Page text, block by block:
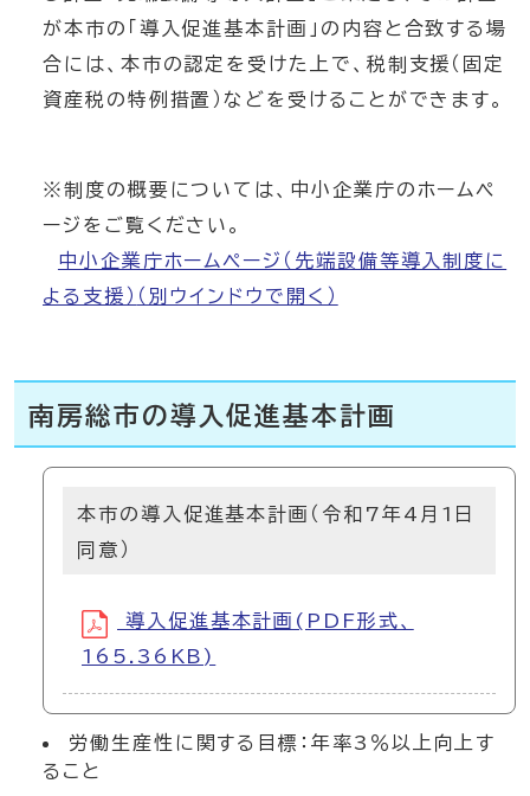
が本市の「導入促進基本計画」の内容と合致する場
合には、本市の認定を受けた上で、税制支援（固定
資産税の特例措置）などを受けることができます。
※制度の概要については、中小企業庁のホームペ
ージをご覧ください。
中小企業庁ホームページ（先端設備等導入制度に
よる支援） （別ウインドウで開く）
南房総市の導入促進基本計画
本市の導入促進基本計画（令和7年4月1日
同意）
導入促進基本計画(PDF形式、
165.36KB)
労働生産性に関する目標：年率3％以上向上す
ること